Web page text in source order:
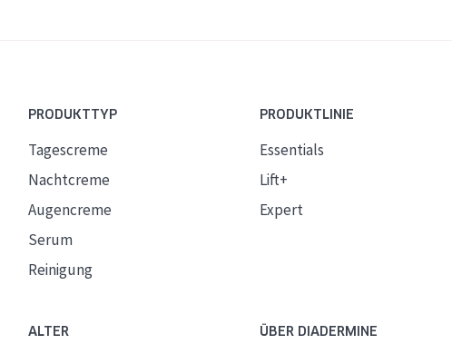
PRODUKTTYP
Tagescreme
Nachtcreme
Augencreme
Serum
Reinigung
PRODUKTLINIE
Essentials
Lift+
Expert
ALTER ÜBER DIADERMINE